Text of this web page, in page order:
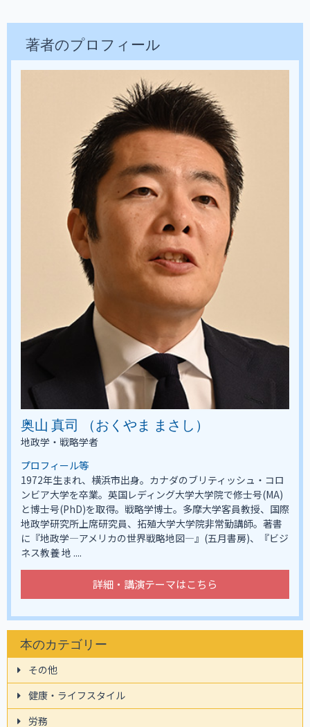
著者のプロフィール
奥山 真司 （おくやま まさし）
地政学・戦略学者
プロフィール等
1972年生まれ、横浜市出身。カナダのブリティッシュ・コロ
ンビア大学を卒業。英国レディング大学大学院で修士号(MA)
と博士号(PhD)を取得。戦略学博士。多摩大学客員教授、国際
地政学研究所上席研究員、拓殖大学大学院非常勤講師。著書
に『地政学―アメリカの世界戦略地図―』(五月書房)、『ビジ
ネス教養 地 ....
詳細・講演テーマはこちら
本のカテゴリー
その他
健康・ライフスタイル
労務